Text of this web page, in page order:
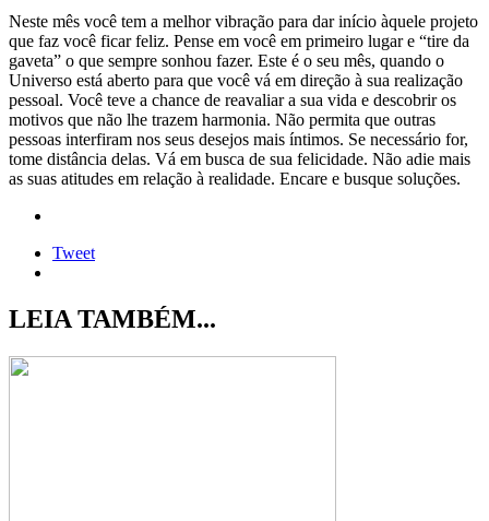
Neste mês você tem a melhor vibração para dar início àquele projeto
que faz você ficar feliz. Pense em você em primeiro lugar e “tire da
gaveta” o que sempre sonhou fazer. Este é o seu mês, quando o
Universo está aberto para que você vá em direção à sua realização
pessoal. Você teve a chance de reavaliar a sua vida e descobrir os
motivos que não lhe trazem harmonia. Não permita que outras
pessoas interfiram nos seus desejos mais íntimos. Se necessário for,
tome distância delas. Vá em busca de sua felicidade. Não adie mais
as suas atitudes em relação à realidade. Encare e busque soluções.
Tweet
LEIA TAMBÉM...